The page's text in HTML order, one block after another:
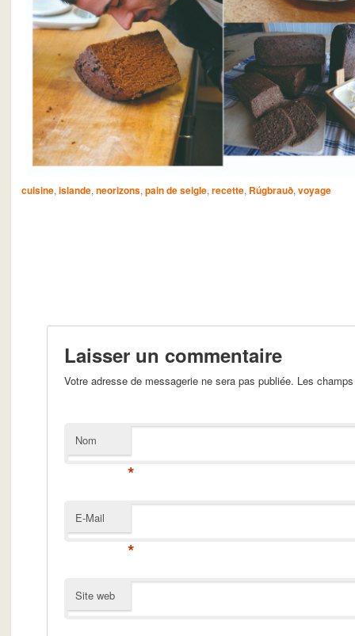
cuisine, islande, neorizons, pain de seigle, recette, Rúgbrauð, voyage
Laisser un commentaire
Votre adresse de messagerie ne sera pas publiée. Les
Nom
*
E-Mail
*
Site web